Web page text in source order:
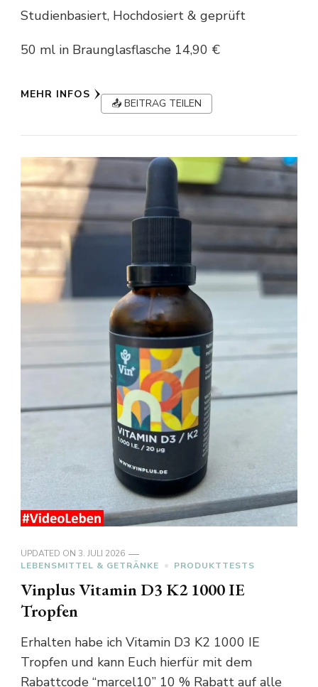
Studienbasiert, Hochdosiert & geprüft
50 ml in Braunglasflasche 14,90 €
MEHR INFOS
📤 BEITRAG TEILEN
UPDATED ON 3. JULI 2026
LEBENSMITTEL & GETRÄNKE
PRODUKTTESTS
Vinplus Vitamin D3 K2 1000 IE
Tropfen
Erhalten habe ich Vitamin D3 K2 1000 IE
Tropfen und kann Euch hierfür mit dem
Rabattcode “marcel10” 10 % Rabatt auf alle